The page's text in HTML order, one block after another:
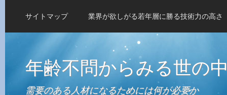
サイトマップ 業界が欲しがる若年層に勝る技術力の高さ
年齢不問からみる世の
需要のある人材になるためには何が必要か